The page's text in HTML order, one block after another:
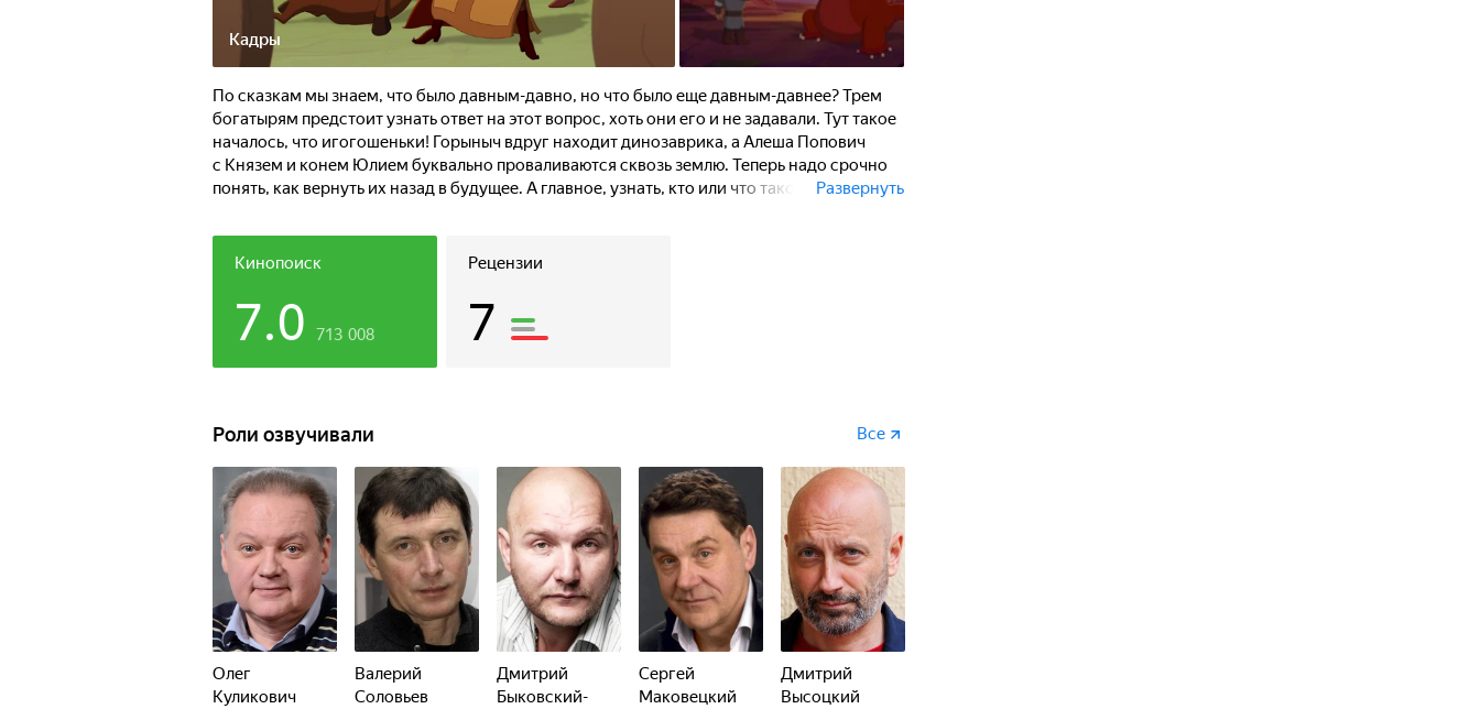
Кадры
По сказкам мы знаем, что было давным-давно, но что было еще давным-давнее? Трем
богатырям предстоит узнать ответ на этот вопрос, хоть они его и не задавали. Тут такое
началось, что игогошеньки! Горыныч вдруг находит динозаврика, а Алеша Попович
с Князем и конем Юлием буквально проваливаются сквозь землю. Теперь надо срочно
понять, как вернуть их назад в будущее. А главное, узнать, кто или что такое загадочный
Развернуть
Кинопоиск
7.0 713 008
Рецензии
7
Роли озвучивали Все
Олег
Куликович
Валерий
Соловьев
Дмитрий
Быковский-
Сергей
Маковецкий
Дмитрий
Высоцкий